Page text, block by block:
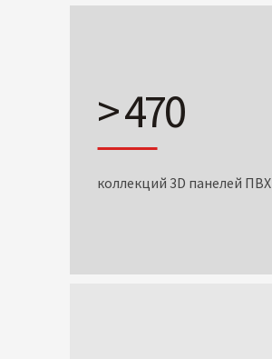
> 470
коллекций 3D панелей ПВХ